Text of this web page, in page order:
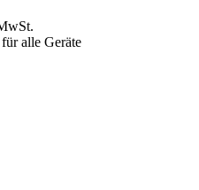
alle Geräte